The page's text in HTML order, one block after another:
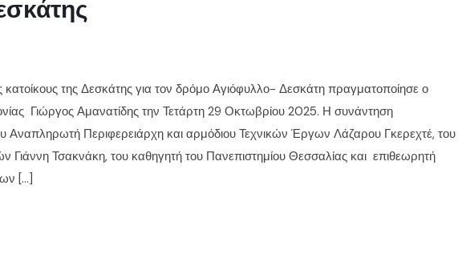
της Δεσκάτης για τον δρόμο Αγιόφυλλο- Δεσκάτη πραγματοποίησε ο
Γιώργος Αμανατίδης την Τετάρτη 29 Οκτωβρίου 2025. Η συνάντηση
Αναπληρωτή Περιφερειάρχη και αρμόδιου Τεχνικών Έργων Λάζαρου Γκερεχτέ, του
Γιάννη Τσακνάκη, του καθηγητή του Πανεπιστημίου Θεσσαλίας και επιθεωρητή
[…]